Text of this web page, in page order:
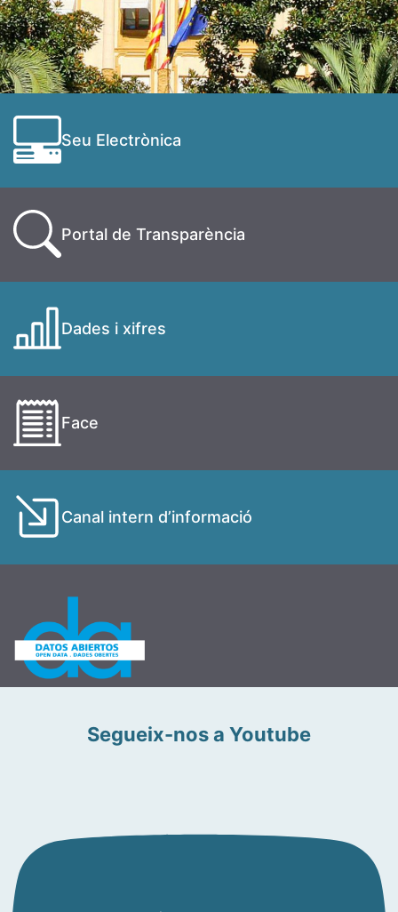
Seu Electrònica
Portal de Transparència
Dades i xifres
Face
Canal intern d’informació
Segueix-nos a Youtube